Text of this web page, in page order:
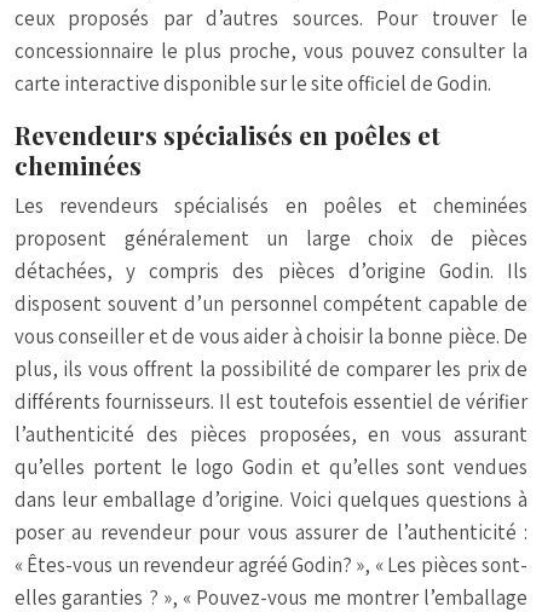
ceux proposés par d’autres sources. Pour trouver le
concessionnaire le plus proche, vous pouvez consulter la
carte interactive disponible sur le site officiel de Godin.
Revendeurs spécialisés en poêles et
cheminées
Les revendeurs spécialisés en poêles et cheminées
proposent généralement un large choix de pièces
détachées, y compris des pièces d’origine Godin. Ils
disposent souvent d’un personnel compétent capable de
vous conseiller et de vous aider à choisir la bonne pièce. De
plus, ils vous offrent la possibilité de comparer les prix de
différents fournisseurs. Il est toutefois essentiel de vérifier
l’authenticité des pièces proposées, en vous assurant
qu’elles portent le logo Godin et qu’elles sont vendues
dans leur emballage d’origine. Voici quelques questions à
poser au revendeur pour vous assurer de l’authenticité :
« Êtes-vous un revendeur agréé Godin? », « Les pièces sont-
elles garanties ? », « Pouvez-vous me montrer l’emballage